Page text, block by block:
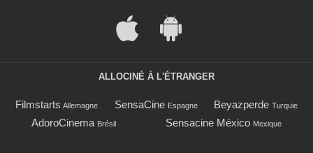
ALLOCINÉ À L'ÉTRANGER
Filmstarts Allemagne SensaCine Espagne Beyazperde Turquie
AdoroCinema Brésil Sensacine México Mexique